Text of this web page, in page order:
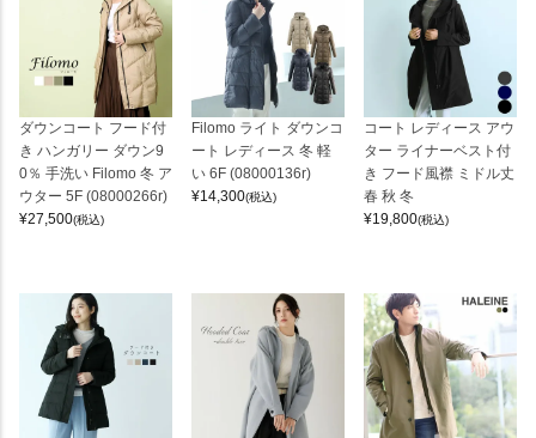
ダウンコート フード付
き ハンガリー ダウン9
0％ 手洗い Filomo 冬 ア
ウター 5F (08000266r)
¥27,500(税込)
Filomo ライト ダウンコ
ート レディース 冬 軽
い 6F (08000136r)
¥14,300(税込)
コート レディース アウ
ター ライナーベスト付
き フード風襟 ミドル丈
春 秋 冬
¥19,800(税込)